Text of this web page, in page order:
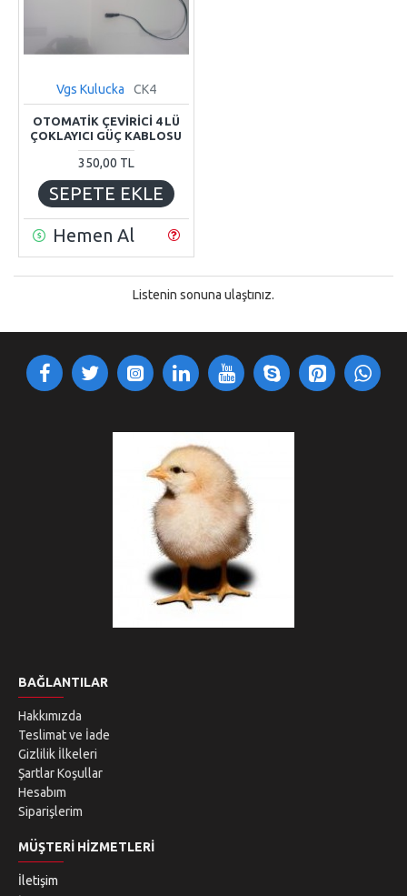
Vgs Kulucka CK4
OTOMATİK ÇEVİRİCİ 4 LÜ
ÇOKLAYICI GÜÇ KABLOSU
350,00 TL
SEPETE EKLE
Hemen Al
Listenin sonuna ulaştınız.
BAĞLANTILAR
Hakkımızda
Teslimat ve İade
Gizlilik İlkeleri
Şartlar Koşullar
Hesabım
Siparişlerim
MÜŞTERI HIZMETLERI
İletişim